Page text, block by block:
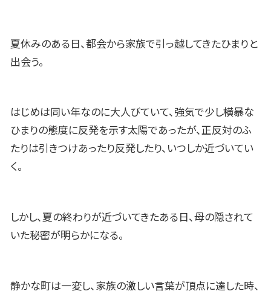
夏休みのある日、都会から家族で引っ越してきたひまりと
出会う。
はじめは同い年なのに大人びていて、強気で少し横暴な
ひまりの態度に反発を示す太陽であったが、正反対のふ
たりは引きつけあったり反発したり、いつしか近づいてい
く。
しかし、夏の終わりが近づいてきたある日、母の隠されて
いた秘密が明らかになる。
静かな町は一変し、家族の激しい言葉が頂点に達した時、